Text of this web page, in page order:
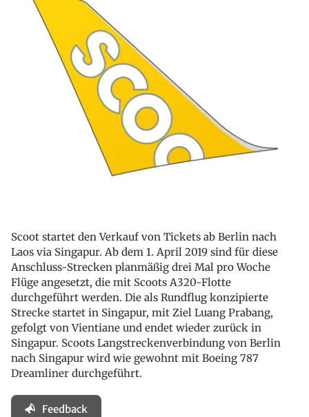
Scoot startet den Verkauf von Tickets ab Berlin nach
Laos via Singapur. Ab dem 1. April 2019 sind für diese
Anschluss-Strecken planmäßig drei Mal pro Woche
Flüge angesetzt, die mit Scoots A320-Flotte
durchgeführt werden. Die als Rundflug konzipierte
Strecke startet in Singapur, mit Ziel Luang Prabang,
gefolgt von Vientiane und endet wieder zurück in
Singapur. Scoots Langstreckenverbindung von Berlin
nach Singapur wird wie gewohnt mit Boeing 787
Dreamliner durchgeführt.
Feedback